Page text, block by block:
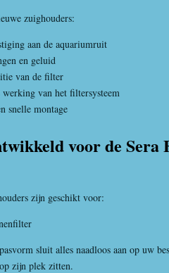
zuighouders:
aan de aquariumruit
en geluid
van de filter
van het filtersysteem
snelle montage
voor de Sera
zijn geschikt voor:
sluit alles naadloos aan op uw
zijn plek zitten.